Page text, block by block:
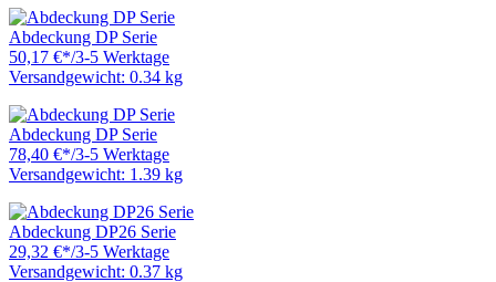
Abdeckung DP Serie
50,17 €*/3-5 Werktage
Versandgewicht: 0.34 kg
Abdeckung DP Serie
78,40 €*/3-5 Werktage
Versandgewicht: 1.39 kg
Abdeckung DP26 Serie
29,32 €*/3-5 Werktage
Versandgewicht: 0.37 kg